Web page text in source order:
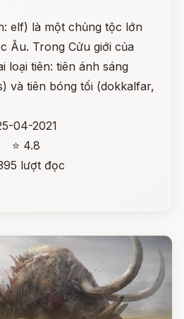
elf) là một chủng tộc lớn
Âu. Trong Cửu giới của
loại tiên: tiên ánh sáng
và tiên bóng tối (dokkalfar,
04-2021
⭐ 4.8
lượt đọc